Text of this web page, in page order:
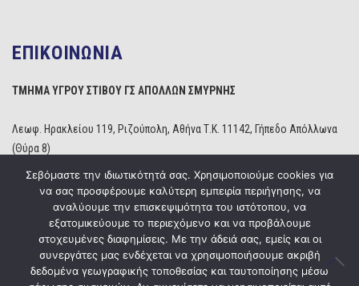
ΕΠΙΚΟΙΝΩΝΙΑ
ΤΜΗΜΑ ΥΓΡΟΥ ΣΤΙΒΟΥ ΓΣ ΑΠΟΛΛΩΝ ΣΜΥΡΝΗΣ
Λεωφ. Ηρακλείου 119, Ριζούπολη, Αθήνα Τ.Κ. 11142, Γήπεδο Απόλλωνα
(Θύρα 8)
Email:info@apollonwaterpolo.gr
www.apollonwaterpolo.gr
Σεβόμαστε την ιδιωτικότητά σας. Χρησιμοποιούμε cookies για
να σας προσφέρουμε καλύτερη εμπειρία περιήγησης, να
αναλύουμε την επισκεψιμότητα του ιστότοπου, να
εξατομικεύουμε το περιεχόμενο και να προβάλουμε
στοχευμένες διαφημίσεις. Με την άδειά σας, εμείς και οι
συνεργάτες μας ενδέχεται να χρησιμοποιήσουμε ακριβή
δεδομένα γεωγραφικής τοποθεσίας και ταυτοποίησης μέσω